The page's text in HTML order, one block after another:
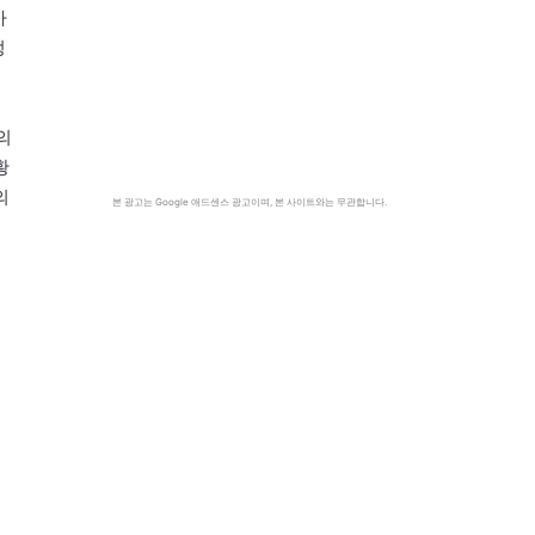
본 광고는 Google 애드센스 광고이며, 본 사이트와는 무관합니다.